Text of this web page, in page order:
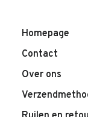
Homepage
Contact
Over ons